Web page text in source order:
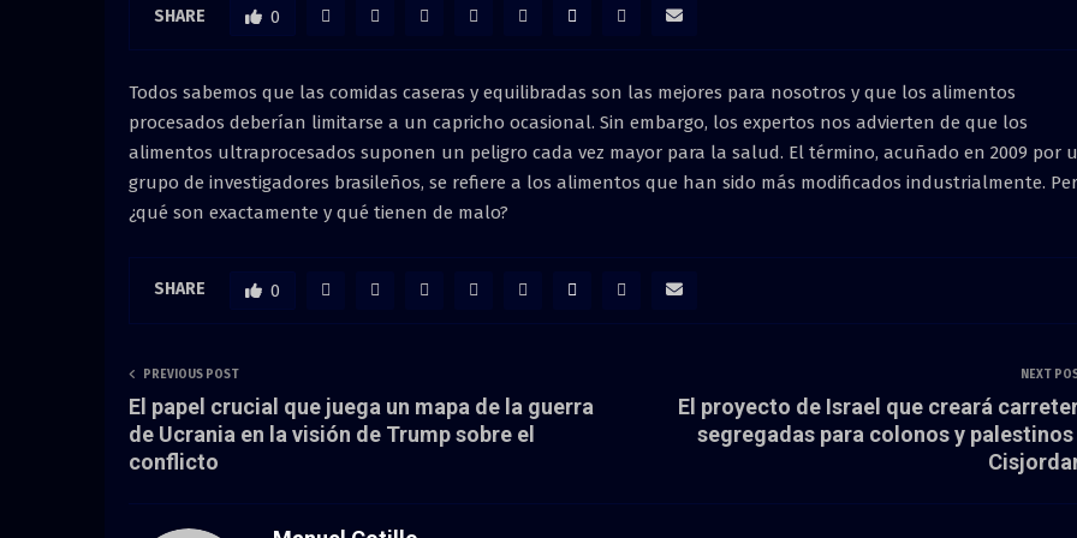
SHARE 0
Todos sabemos que las comidas caseras y equilibradas son las mejores para nosotros y que los alimentos
procesados deberían limitarse a un capricho ocasional. Sin embargo, los expertos nos advierten de que los
alimentos ultraprocesados suponen un peligro cada vez mayor para la salud. El término, acuñado en 2009 por
grupo de investigadores brasileños, se refiere a los alimentos que han sido más modificados industrialmente.
¿qué son exactamente y qué tienen de malo?
SHARE 0
PREVIOUS POST
El papel crucial que juega un mapa de la guerra
de Ucrania en la visión de Trump sobre el
conflicto
NEXT
El proyecto de Israel que creará
segregadas para colonos y palestinos